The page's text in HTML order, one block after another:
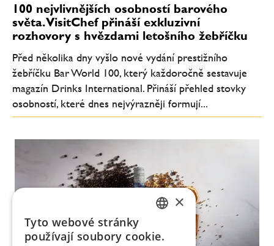
100 nejvlivnějších osobností barového
světa. VisitChef přináší exkluzivní
rozhovory s hvězdami letošního žebříčku
Před několika dny vyšlo nové vydání prestižního
žebříčku Bar World 100, který každoročně sestavuje
magazín Drinks International. Přináší přehled stovky
osobností, které dnes nejvýrazněji formují...
×
Tyto webové stránky
používají soubory cookie.